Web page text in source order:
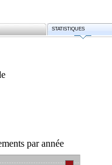
STATISTIQUES